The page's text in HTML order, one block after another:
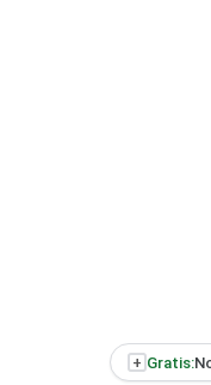
+ Gratis: